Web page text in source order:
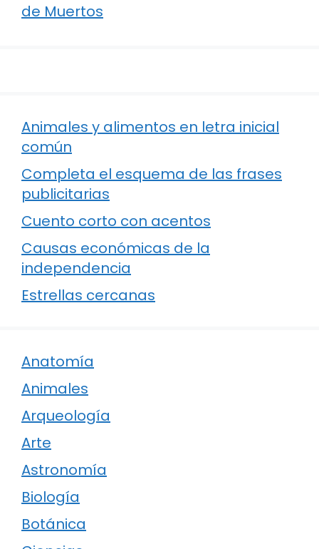
de Muertos
Animales y alimentos en letra inicial
común
Completa el esquema de las frases
publicitarias
Cuento corto con acentos
Causas económicas de la
independencia
Estrellas cercanas
Anatomía
Animales
Arqueología
Arte
Astronomía
Biología
Botánica